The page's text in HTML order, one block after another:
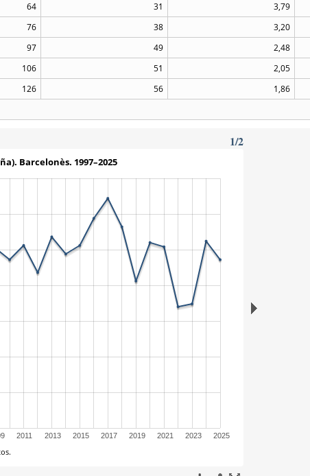
64 31 3,79
76 38 3,20
97 49 2,48
106 51 2,05
126 56 1,86